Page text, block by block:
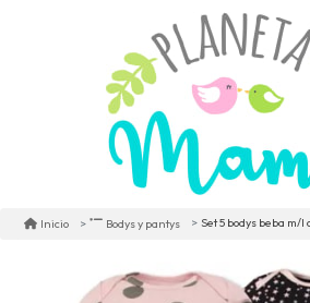
Inicio Bodys y pantys Set 5 bodys beba m/l